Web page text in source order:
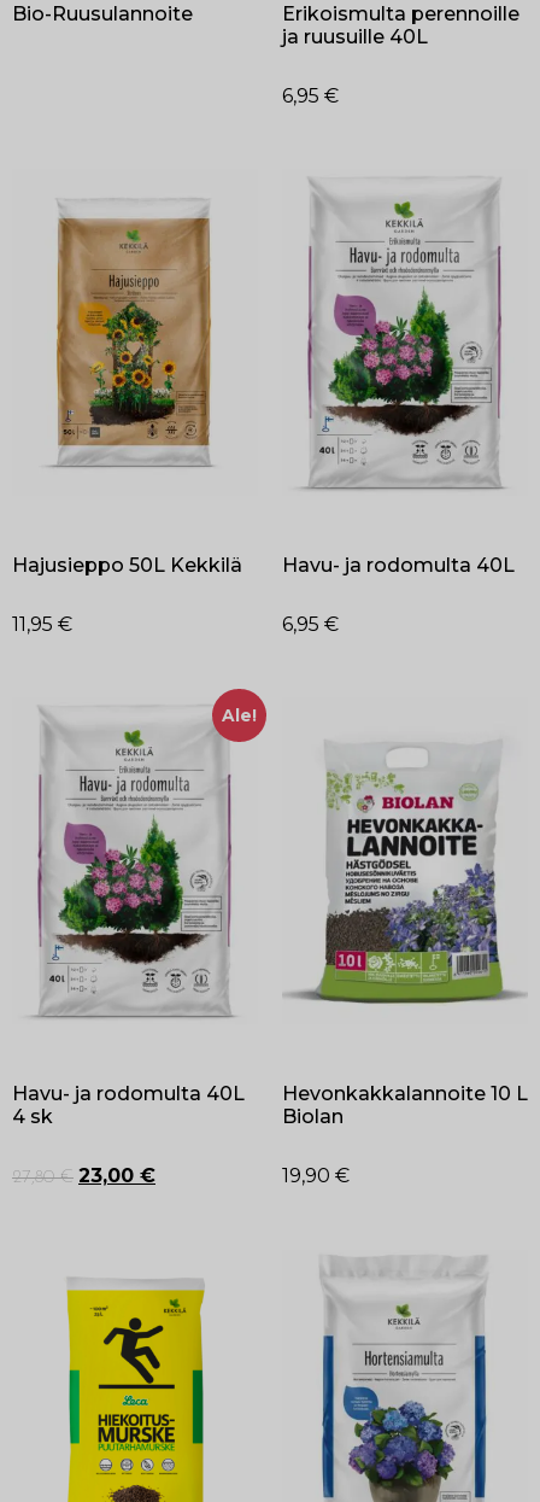
Bio-Ruusulannoite
Erikoismulta perennoille
ja ruusuille 40L
6,95 €
Hajusieppo 50L Kekkilä
11,95 €
Havu- ja rodomulta 40L
6,95 €
Ale!
Havu- ja rodomulta 40L
4 sk
27,80€ 23,00 €
Hevonkakkalannoite 10 L
Biolan
19,90 €